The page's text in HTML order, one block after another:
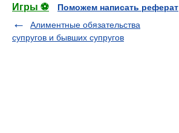
Игры ⚽
Поможем написать реферат
Алиментные обязательства
супругов и бывших супругов